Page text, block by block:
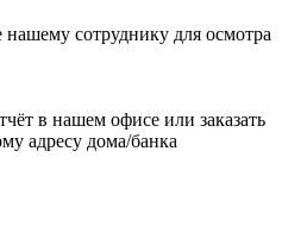
сотруднику для осмотра
в нашем офисе или заказать
адресу дома/банка